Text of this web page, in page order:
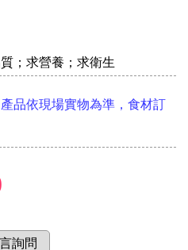
；求營養；求衛生
品依現場實物為準 ，食材訂